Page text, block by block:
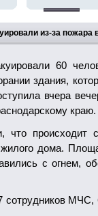
из-за пожара
60
здания,
вчера
краю.
что происходит
дома.
с огнем,
МЧС,